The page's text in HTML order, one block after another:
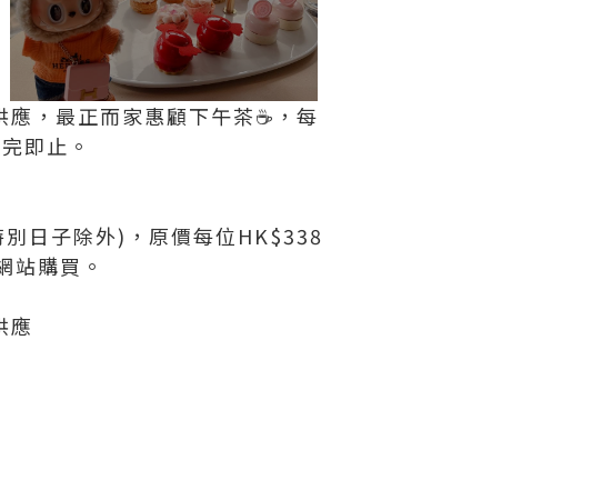
，最正而家惠顧下午茶☕️，每
即止。
日子除外)，原價每位HK$338
站購買。
應